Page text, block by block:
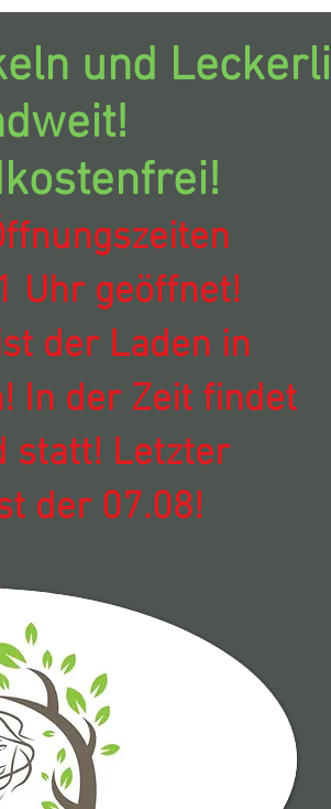
und Leckerli
Uhr geöffnet!
der Laden in
In der Zeit findet
statt! Letzter
der 07.08!